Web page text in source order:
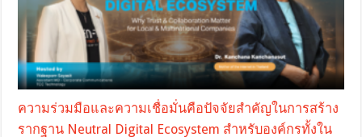
ความร่วมมือและความเชื่อมั่นคือปัจจัยสำคัญในการสร้าง
รากฐาน Neutral Digital Ecosystem สำหรับองค์กรทั้งใน